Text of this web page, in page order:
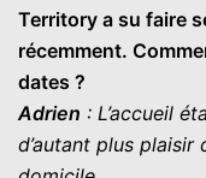
Territory a su faire
récemment.
dates ?
Adrien : L’accueil
d’autant plus plaisir